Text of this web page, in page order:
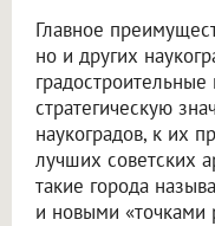
Главное
но и других
стратегическую
наукоградов, к их
лучших советских
такие города
и новыми «точками